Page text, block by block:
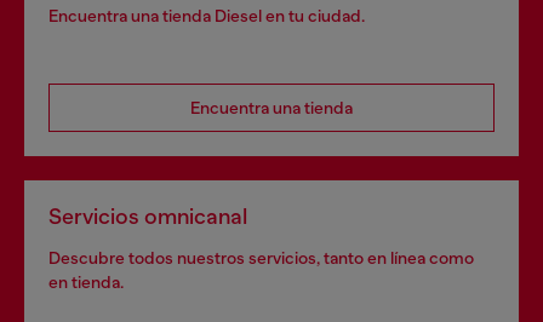
Encuentra una tienda Diesel en tu ciudad.
Encuentra una tienda
Servicios omnicanal
Descubre todos nuestros servicios, tanto en línea como
en tienda.